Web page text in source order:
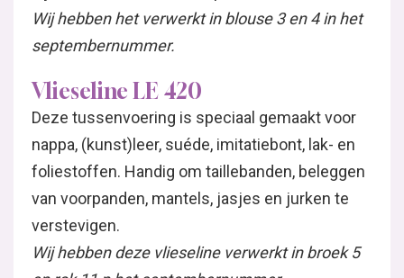
Wij hebben het verwerkt in blouse 3 en 4 in het
septembernummer.
Vlieseline LE 420
Deze tussenvoering is speciaal gemaakt voor
nappa, (kunst)leer, suéde, imitatiebont, lak- en
foliestoffen. Handig om taillebanden, beleggen
van voorpanden, mantels, jasjes en jurken te
verstevigen.
Wij hebben deze vlieseline verwerkt in broek 5